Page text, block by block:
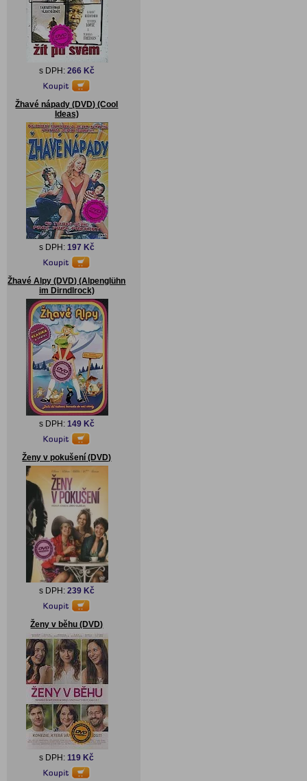
s DPH: 266 Kč
Žhavé nápady (DVD) (Cool
Ideas)
s DPH: 197 Kč
Žhavé Alpy (DVD) (Alpenglühn
im Dirndlrock)
s DPH: 149 Kč
Ženy v pokušení (DVD)
s DPH: 239 Kč
Ženy v běhu (DVD)
s DPH:119 Kč